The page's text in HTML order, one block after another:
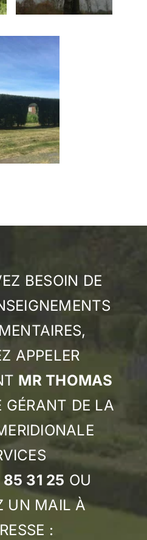
BESOIN DE
APPELER
MR THOMAS
GÉRANT DE LA
31 25 OU
UN MAIL À
: